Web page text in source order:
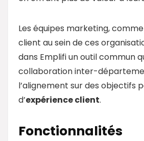
Les équipes marketing,
client au sein de ces
dans Emplifi un outil commun
collaboration inter-
l’alignement sur des objectifs
d’expérience client.
Fonctionnalités